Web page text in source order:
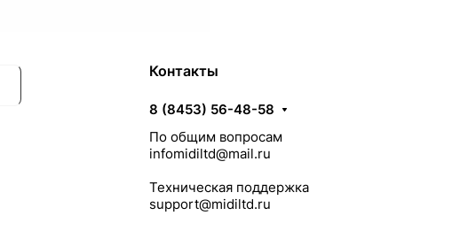
Контакты
8 (8453) 56-48-58
По общим вопросам
infomidiltd@mail.ru
Техническая поддержка
support@midiltd.ru